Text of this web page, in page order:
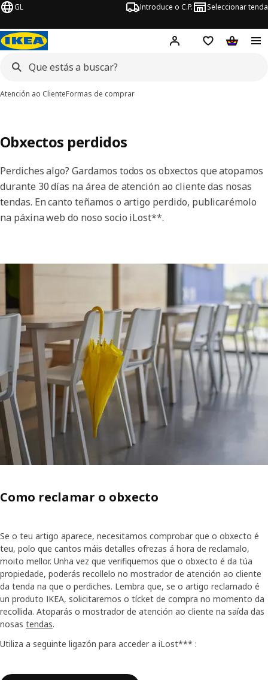
GL Introduce o C.P. Seleccionar tenda
Hej! Iniciar sesión
Lista deCarriño
Atención ao ClienteFormas de comprar
Obxectos perdidos
Perdiches algo? Gardamos todos os obxectos que atopamos
durante 30 días na área de atención ao cliente das nosas
tendas. En canto teñamos o artigo perdido, publicarémolo
na páxina web do noso socio iLost**.
Como reclamar o obxecto
Se o teu artigo aparece, necesitamos comprobar que o obxecto é
teu, polo que cantos máis detalles ofrezas á hora de reclamalo,
moito mellor. Unha vez que verifiquemos que o obxecto é da túa
propiedade, poderás recollelo no mostrador de atención ao cliente
da tenda na que o perdiches. Lembra que, se o artigo reclamado é
un produto IKEA, solicitaremos o tícket de compra no momento da
recollida. Atoparás o mostrador de atención ao cliente na saída das
nosas tendas.
Utiliza a seguinte ligazón para acceder a iLost*** :